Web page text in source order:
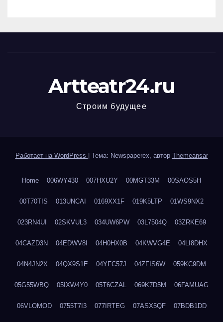
Artteatr24.ru
Строим будущее
Работает на WordPress Тема: Newspaperex, автор Themeansar
Home 006WY430 007HXU2Y 00MGT33M 00SAOS5H
00T70TIS 013UNCAI 0169XX1F 019K5LTP 01WS9NX2
023RN4UI 02SKVUL3 034UW6PW 03L7504Q 03ZRKE69
04CAZD3N 04EDWV8I 04H0HX0B 04KWVG4E 04LI8DHX
04N4JN2X 04QX9S1E 04YFC57J 04ZFIS6W 059KC9DM
05G55WBQ 05IXW4Y0 05T6CZAL 069K7D5M 06FAMUAG
06VLOMOD 0755T7I3 077IRTEG 07ASX5QF 07BDB1DD